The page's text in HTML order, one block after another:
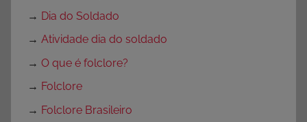
→ Dia do Soldado
→ Atividade dia do soldado
→ O que é folclore?
→ Folclore
→ Folclore Brasileiro